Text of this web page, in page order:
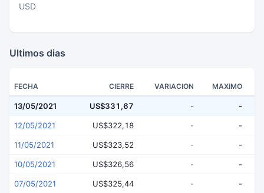
USD
Ultimos dias
FECHA CIERRE VARIACION MAXIMO
13/05/2021 US$331,67 - -
12/05/2021 US$322,18 - -
11/05/2021 US$323,52 - -
10/05/2021 US$326,56 - -
07/05/2021 US$325,44 - -